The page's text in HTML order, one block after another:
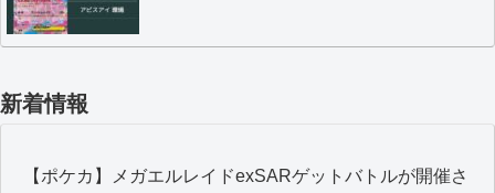
新着情報
【ポケカ】メガエルレイドexSARゲットバトルが開催さ